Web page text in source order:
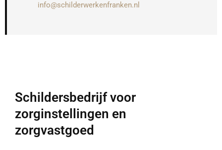
info@schilderwerkenfranken.nl
Schildersbedrijf voor
zorginstellingen en
zorgvastgoed